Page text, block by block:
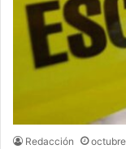
Redacción